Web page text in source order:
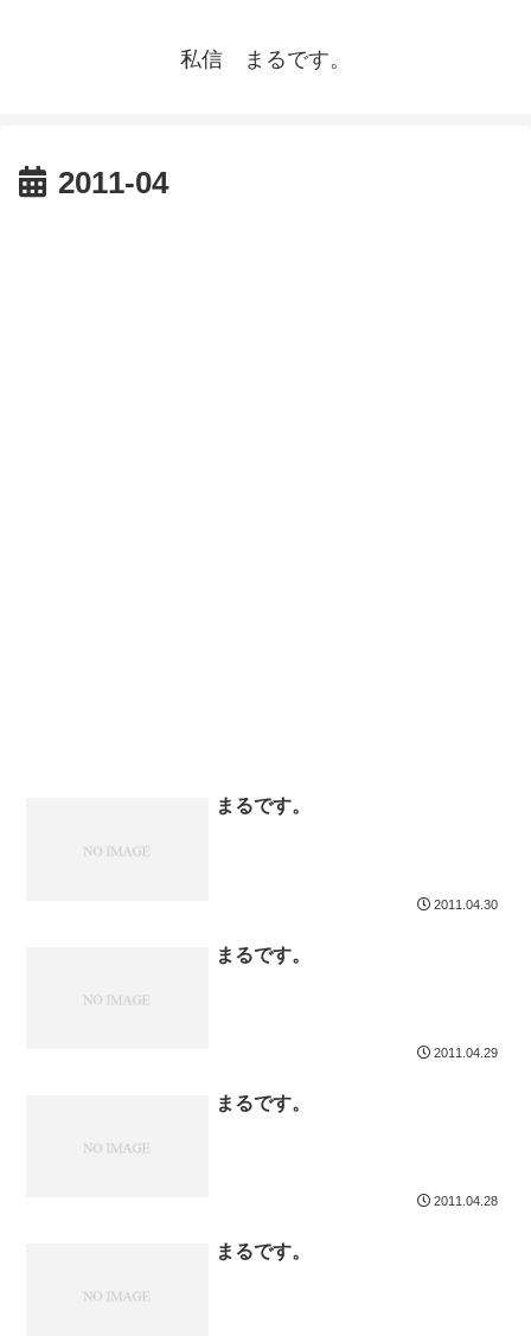
私信 まるです。
2011-04
まるです。
2011.04.30
まるです。
2011.04.29
まるです。
2011.04.28
まるです。